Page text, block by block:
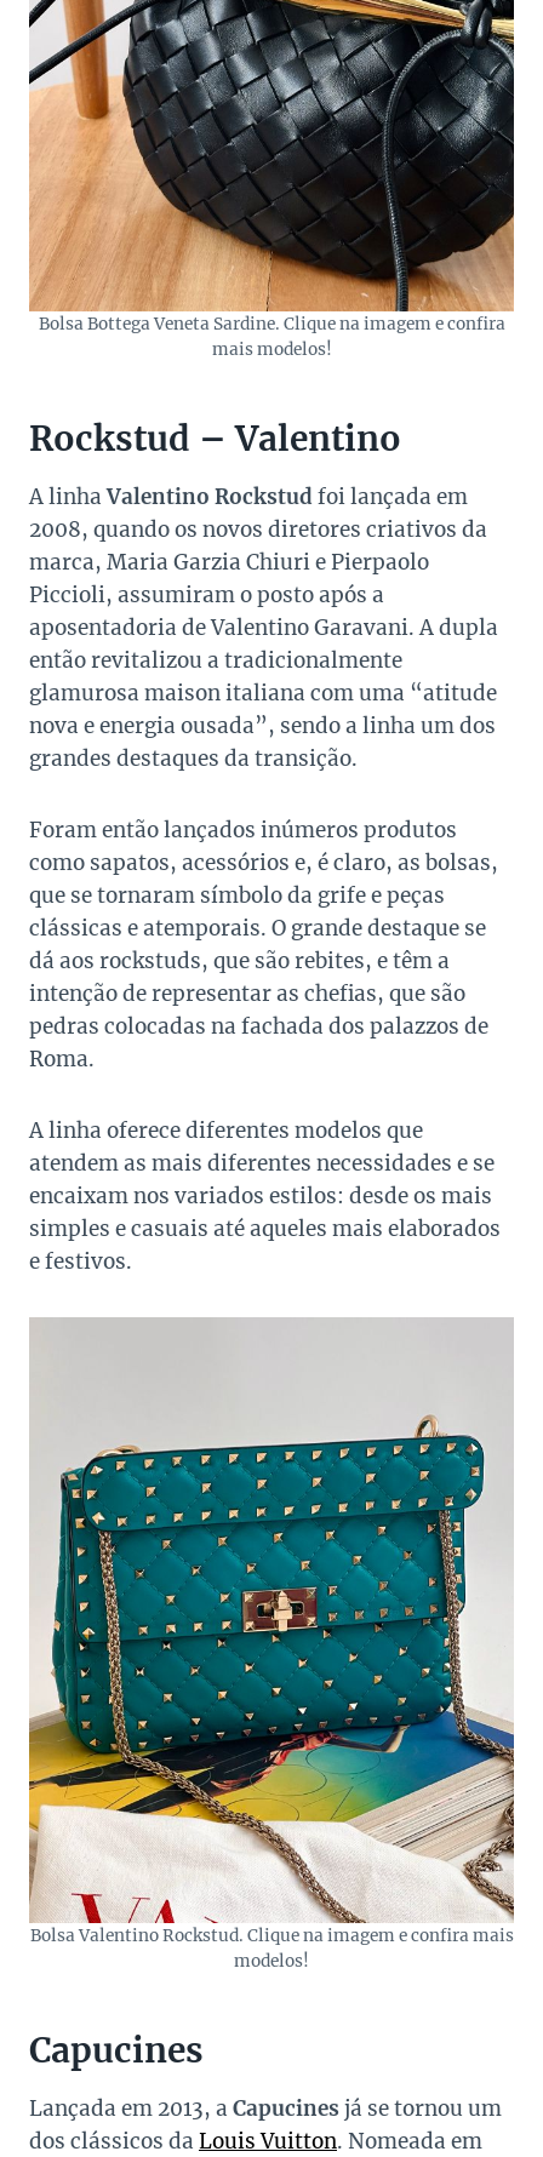
Bolsa Bottega Veneta Sardine. Clique na imagem e confira
mais modelos!
Rockstud – Valentino
A linhaValentino Rockstudfoi lançada em
2008, quando os novos diretores criativos da
marca, Maria Garzia Chiuri e Pierpaolo
Piccioli, assumiram o posto após a
aposentadoria de Valentino Garavani. A dupla
então revitalizou a tradicionalmente
glamurosa maison italiana com uma “atitude
nova e energia ousada”, sendo a linha um dos
grandes destaques da transição.
Foram então lançados inúmeros produtos
como sapatos, acessórios e, é claro, as bolsas,
que se tornaram símbolo da grife e peças
clássicas e atemporais. O grande destaque se
dá aos rockstuds, que são rebites, e têm a
intenção de representar as chefias, que são
pedras colocadas na fachada dos palazzos de
Roma.
A linha oferece diferentes modelos que
atendem as mais diferentes necessidades e se
encaixam nos variados estilos: desde os mais
simples e casuais até aqueles mais elaborados
e festivos.
Bolsa Valentino Rockstud. Clique na imagem e confira mais
modelos!
Capucines
Lançada em 2013, a Capucines já se tornou um
dos clássicos da Louis Vuitton. Nomeada em